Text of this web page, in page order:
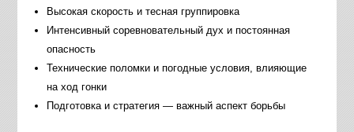
Высокая скорость и тесная группировка
Интенсивный соревновательный дух и постоянная
опасность
Технические поломки и погодные условия, влияющие
на ход гонки
Подготовка и стратегия — важный аспект борьбы